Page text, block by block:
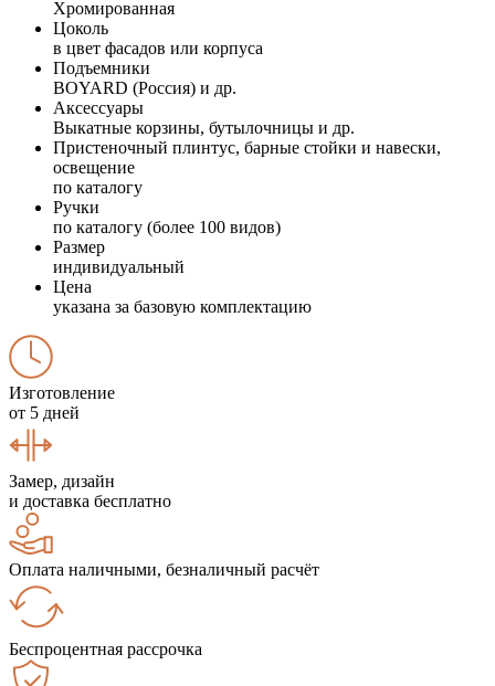
Хромированная
Цоколь
в цвет фасадов или корпуса
Подъемники
BOYARD (Россия) и др.
Аксессуары
Выкатные корзины, бутылочницы и др.
Пристеночный плинтус, барные стойки и навески,
освещение
по каталогу
Ручки
по каталогу (более 100 видов)
Размер
индивидуальный
Цена
указана за базовую комплектацию
Изготовление
от 5 дней
Замер, дизайн
и доставка бесплатно
Оплата наличными, безналичный расчёт
Беспроцентная рассрочка